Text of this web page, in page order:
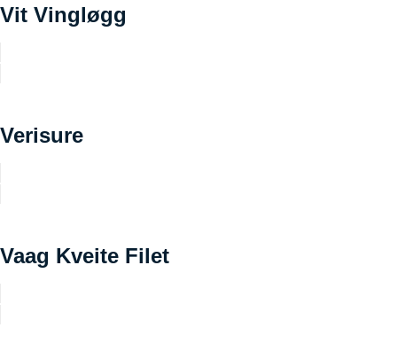
Vit Vingløgg
Verisure
Vaag Kveite Filet